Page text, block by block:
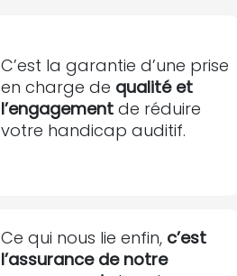
C’est la garantie d’une prise
en charge de qualité et
l’engagement de réduire
votre handicap auditif.
Ce qui nous lie enfin, c’est
l’assurance de notre